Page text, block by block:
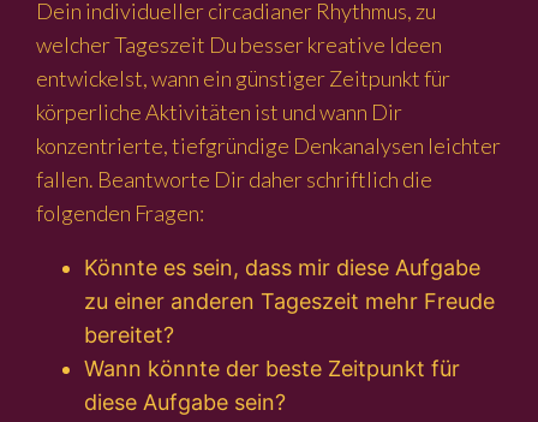
Dein individueller circadianer Rhythmus, zu
welcher Tageszeit Du besser kreative Ideen
entwickelst, wann ein günstiger Zeitpunkt für
körperliche Aktivitäten ist und wann Dir
konzentrierte, tiefgründige Denkanalysen leichter
fallen. Beantworte Dir daher schriftlich die
folgenden Fragen:
Könnte es sein, dass mir diese Aufgabe
zu einer anderen Tageszeit mehr Freude
bereitet?
Wann könnte der beste Zeitpunkt für
diese Aufgabe sein?